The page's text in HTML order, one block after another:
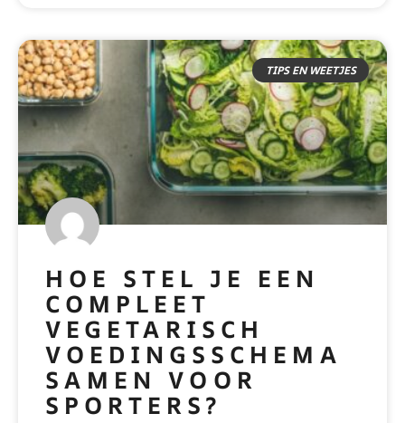
TIPS EN WEETJES
HOE STEL JE EEN
COMPLEET
VEGETARISCH
VOEDINGSSCHEMA
SAMEN VOOR
SPORTERS?